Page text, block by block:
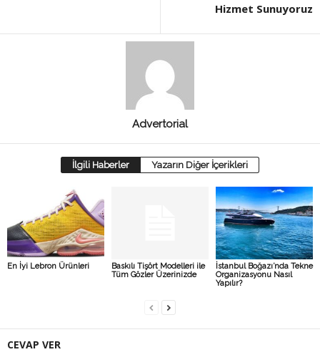
Hizmet Sunuyoruz
Advertorial
İlgili Haberler Yazarın Diğer İçerikleri
En İyi Lebron Ürünleri
Baskılı Tişört Modelleri ile
Tüm Gözler Üzerinizde
İstanbul Boğazı’nda Tekne
Organizasyonu Nasıl
Yapılır?
CEVAP VER